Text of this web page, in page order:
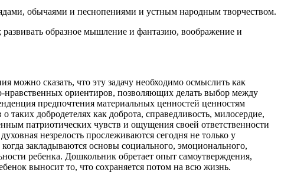
обычаями и песнопениями и устным народным творчеством.
; развивать образное мышление и фантазию, воображение и
можно сказать, что эту задачу необходимо осмыслить как
ориентиров, позволяющих делать выбор между
предпочтения материальных ценностей ценностям
добродетелях как доброта, справедливость, милосердие,
патриотических чувств и ощущения своей ответственности
незрелость прослеживаются сегодня не только у
закладываются основы социального, эмоционального,
ребенка. Дошкольник обретает опыт самоутверждения,
выносит то, что сохраняется потом на всю жизнь.